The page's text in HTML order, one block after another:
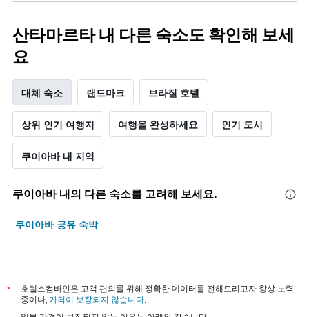
산타마르타 내 다른 숙소도 확인해 보세
요
대체 숙소 랜드마크 브라질 호텔
상위 인기 여행지 여행을 완성하세요 인기 도시
쿠이아바 내 지역
쿠이아바 내의 다른 숙소를 고려해 보세요.
쿠이아바 공유 숙박
*
호텔스컴바인은 고객 편의를 위해 정확한 데이터를 전해드리고자 항상 노력
중이나, 가격이 보장되지 않습니다.